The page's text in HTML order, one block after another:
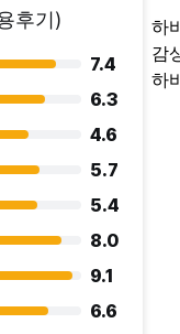
후기)
7.4
6.3
4.6
5.7
5.4
8.0
9.1
6.6
하
감
하